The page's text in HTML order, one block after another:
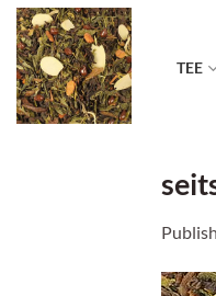
Skip
content
TEE